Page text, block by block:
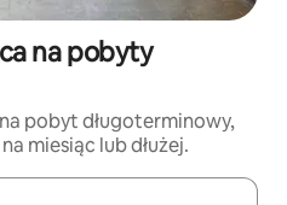
na pobyty
pobyt długoterminowy,
miesiąc lub dłużej.